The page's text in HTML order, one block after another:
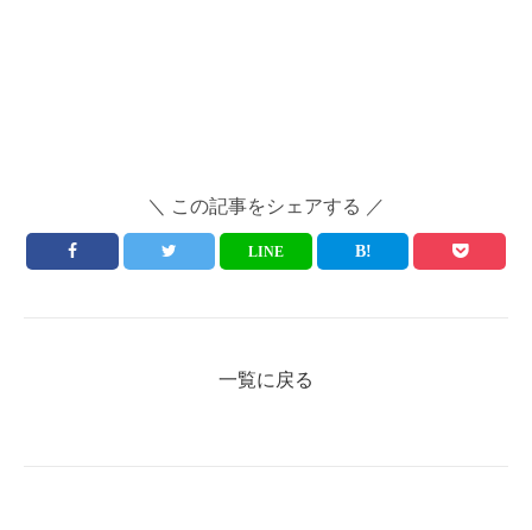
＼ この記事をシェアする ／
LINE
一覧に戻る